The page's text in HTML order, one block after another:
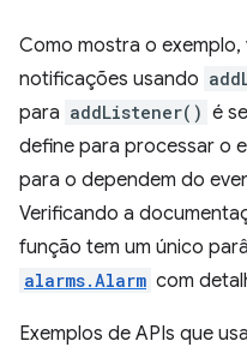
Como mostra o
notificações usando
para addListener() é
define para processar o
para o dependem do
Verificando a
função tem um único
alarms.Alarm com
Exemplos de APIs que